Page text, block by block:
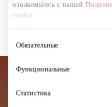
ознакомьтесь с нашей
cookie
согласия
Обязательные
Функциональные
Статистика
Товары для дома и